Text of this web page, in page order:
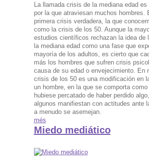
La llamada crisis de la mediana edad es
por la que atraviesan muchos hombres.
primera crisis verdadera, la que
como la crisis de los 50. Aunque la
estudios científicos rechazan la idea de
la mediana edad como una fase que
mayoría de los adultos, es cierto que
más los hombres que sufren crisis
causa de su edad o envejecimiento. En
crisis de los 50 es una modificación en
un hombre, en la que se comporta
hubiese percatado de haber perdido
algunos manifiestan con actitudes ante
a menudo se asemejan.
més
Miedo mediático